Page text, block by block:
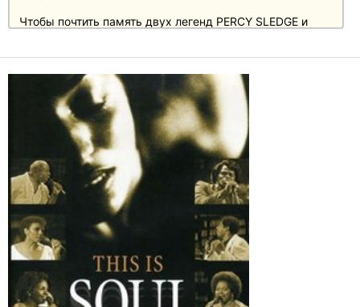
Чтобы почтить память двух легенд PERCY SLEDGE и
PERCY SLEDGE & BEN E. KING. Среди мастерски
составленной подборки такие хиты, как When A Man
Loves A Woman, Warm And Tender Love, It Tears Me Up,
Take Time To Know Her и My Special Prayer от PERCY
SLEDGE и Stand By Me, Spanish Harlem, Save The Last
Dance For Me, Moon River и River Of Tears от BEN E. KING.
Блестящая коллекция песен, в которой также собраны
некоторые из величайших классических произведений
в стиле соул.
ПЕРСИ СЛЕДЖ родился в Алабаме в 1940 году,
мальчиком работал в поле, а затем стал помощником
медсестры в больнице. Его нежный голос очаровывал
людей, и уже с первым синглом When A Man Loves A
Woman он сразу же стал первым мировым хитом и
получил золотую награду. в 2005 году Пэрси Слэдж